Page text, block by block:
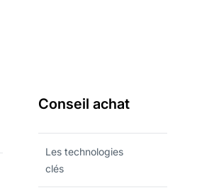
Conseil achat
Les technologies
clés